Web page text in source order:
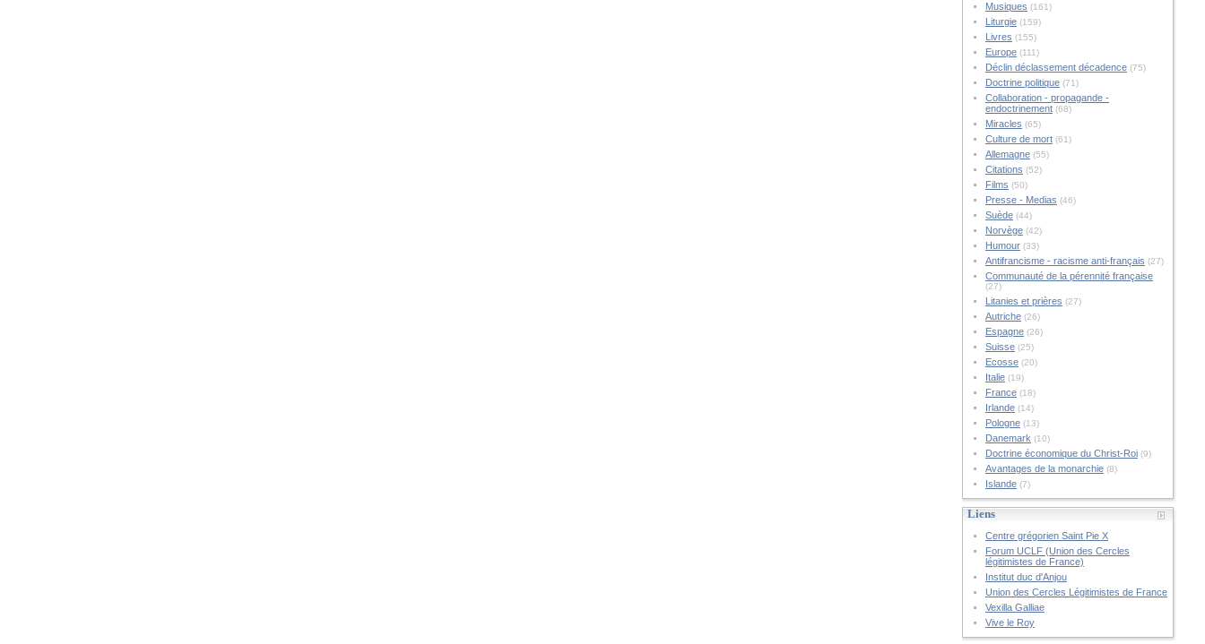
Musiques (161)
Liturgie(159)
Livres (155)
Europe(111)
Déclin déclassement décadence(75)
Doctrine politique(71)
Collaboration - propagande -
endoctrinement(68)
Miracles (65)
Culture de mort(61)
Allemagne(55)
Citations (52)
Films (50)
Presse - Medias (46)
Suède(44)
Norvège(42)
Humour(33)
Antifrancisme - racisme anti-français (27)
Communauté de la pérennité française
(27)
Litanies et prières (27)
Autriche(26)
Espagne(26)
Suisse(25)
Ecosse(20)
Italie(19)
France(18)
Irlande(14)
Pologne(13)
Danemark (10)
Doctrine économique du Christ-Roi(9)
Avantages de la monarchie(8)
Islande(7)
Liens
Centre grégorien Saint Pie X
Forum UCLF (Union des Cercles
légitimistes de France)
Institut duc d'Anjou
Union des Cercles Légitimistes de France
Vexilla Galliae
Vive le Roy